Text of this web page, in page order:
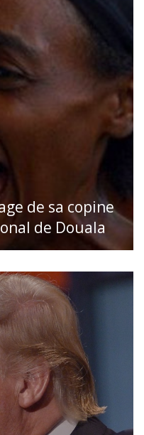
de sa copine
de Douala